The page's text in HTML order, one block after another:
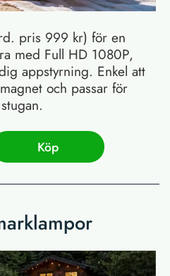
pris 999 kr) för en
med Full HD 1080P,
appstyrning. Enkel att
och passar för
Köp